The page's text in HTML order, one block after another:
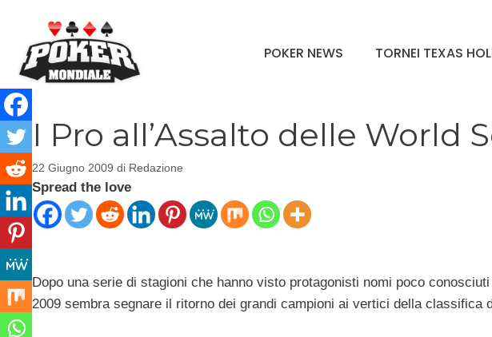
contenuto
POKER NEWS TORNEI TEXAS
I Pro all’Assalto delle World
22 Giugno 2009 di Redazione
Spread the love
Dopo una serie di stagioni che hanno visto protagonisti nomi poco
2009 sembra segnare il ritorno dei grandi campioni ai vertici della classifica